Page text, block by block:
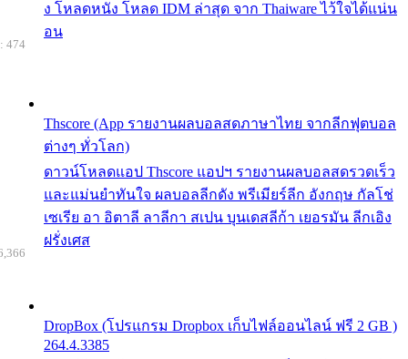
ง โหลดหนัง โหลด IDM ล่าสุด จาก Thaiware ไว้ใจได้แน่น
อน
Thscore (App รายงานผลบอลสดภาษาไทย จากลีกฟุตบอล
ต่างๆ ทั่วโลก)
ดาวน์โหลดแอป Thscore แอปฯ รายงานผลบอลสดรวดเร็ว
และแม่นยำทันใจ ผลบอลลีกดัง พรีเมียร์ลีก อังกฤษ กัลโช่
เซเรีย อา อิตาลี ลาลีกา สเปน บุนเดสลีก้า เยอรมัน ลีกเอิง
ฝรั่งเศส
474
DropBox (โปรแกรม Dropbox เก็บไฟล์ออนไลน์ ฟรี 2 GB )
264.4.3385